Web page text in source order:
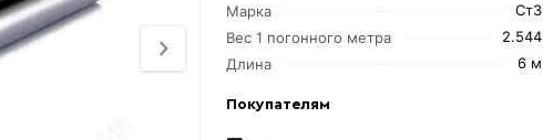
Марка
Ст3
Вес 1 погонного метра
2.544
Длина
6 м
Покупателям